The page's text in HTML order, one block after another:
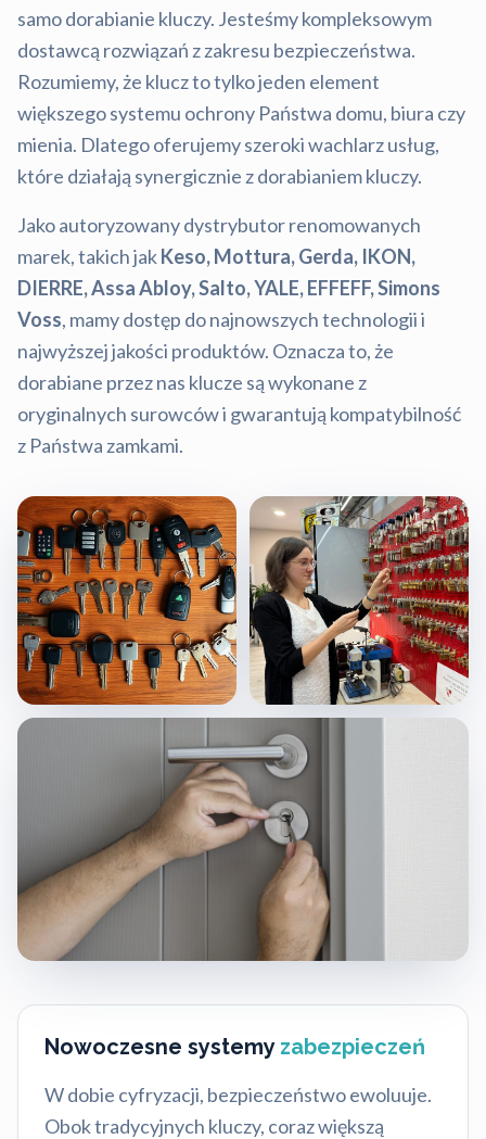
samo dorabianie kluczy. Jesteśmy kompleksowym
dostawcą rozwiązań z zakresu bezpieczeństwa.
Rozumiemy, że klucz to tylko jeden element
większego systemu ochrony Państwa domu, biura czy
mienia. Dlatego oferujemy szeroki wachlarz usług,
które działają synergicznie z dorabianiem kluczy.
Jako autoryzowany dystrybutor renomowanych
marek, takich jakKeso, Mottura, Gerda, IKON,
DIERRE, Assa Abloy, Salto, YALE, EFFEFF, Simons
Voss, mamy dostęp do najnowszych technologii i
najwyższej jakości produktów. Oznacza to, że
dorabiane przez nas klucze są wykonane z
oryginalnych surowców i gwarantują kompatybilność
z Państwa zamkami.
Nowoczesne systemy zabezpieczeń
W dobie cyfryzacji, bezpieczeństwo ewoluuje.
Obok tradycyjnych kluczy, coraz większą